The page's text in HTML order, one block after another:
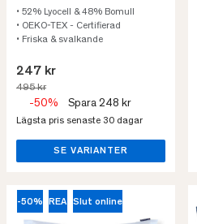
• 52% Lyocell & 48% Bomull
• OEKO-TEX - Certifierad
• Friska & svalkande
247 kr
495 kr
-50% Spara 248 kr
Lägsta pris senaste 30 dagar
SE VARIANTER
-50% REA Slut online